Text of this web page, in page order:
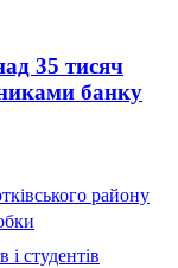
35 тисяч
банку
району
студентів